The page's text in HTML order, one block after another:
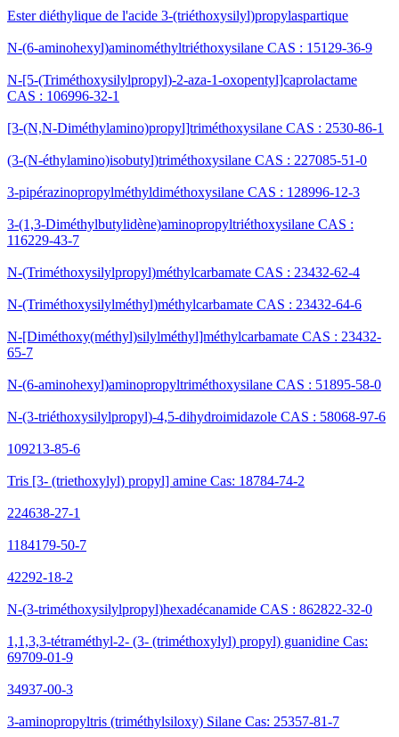
Ester diéthylique de l'acide 3-(triéthoxysilyl)propylaspartique
N-(6-aminohexyl)aminométhyltriéthoxysilane CAS : 15129-36-9
N-[5-(Triméthoxysilylpropyl)-2-aza-1-oxopentyl]caprolactame
CAS : 106996-32-1
[3-(N,N-Diméthylamino)propyl]triméthoxysilane CAS : 2530-86-1
(3-(N-éthylamino)isobutyl)triméthoxysilane CAS : 227085-51-0
3-pipérazinopropylméthyldiméthoxysilane CAS : 128996-12-3
3-(1,3-Diméthylbutylidène)aminopropyltriéthoxysilane CAS :
116229-43-7
N-(Triméthoxysilylpropyl)méthylcarbamate CAS : 23432-62-4
N-(Triméthoxysilylméthyl)méthylcarbamate CAS : 23432-64-6
N-[Diméthoxy(méthyl)silylméthyl]méthylcarbamate CAS : 23432-
65-7
N-(6-aminohexyl)aminopropyltriméthoxysilane CAS : 51895-58-0
N-(3-triéthoxysilylpropyl)-4,5-dihydroimidazole CAS : 58068-97-6
109213-85-6
Tris [3- (triethoxylyl) propyl] amine Cas: 18784-74-2
224638-27-1
1184179-50-7
42292-18-2
N-(3-triméthoxysilylpropyl)hexadécanamide CAS : 862822-32-0
1,1,3,3-tétraméthyl-2- (3- (triméthoxylyl) propyl) guanidine Cas:
69709-01-9
34937-00-3
3-aminopropyltris (triméthylsiloxy) Silane Cas: 25357-81-7